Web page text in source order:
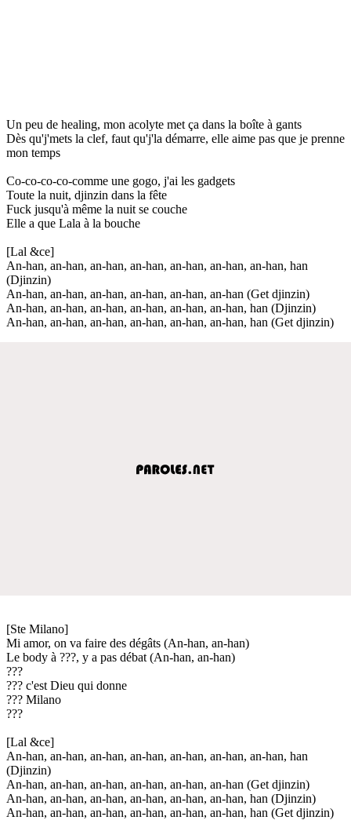
Un peu de healing, mon acolyte met ça dans la boîte à gants
Dès qu'j'mets la clef, faut qu'j'la démarre, elle aime pas que je prenne
mon temps
Co-co-co-co-comme une gogo, j'ai les gadgets
Toute la nuit, djinzin dans la fête
Fuck jusqu'à même la nuit se couche
Elle a que Lala à la bouche
[Lal &ce]
An-han, an-han, an-han, an-han, an-han, an-han, an-han, han
(Djinzin)
An-han, an-han, an-han, an-han, an-han, an-han (Get djinzin)
An-han, an-han, an-han, an-han, an-han, an-han, han (Djinzin)
An-han, an-han, an-han, an-han, an-han, an-han, han (Get djinzin)
[Ste Milano]
Mi amor, on va faire des dégâts (An-han, an-han)
Le body à ???, y a pas débat (An-han, an-han)
???
??? c'est Dieu qui donne
??? Milano
???
[Lal &ce]
An-han, an-han, an-han, an-han, an-han, an-han, an-han, han
(Djinzin)
An-han, an-han, an-han, an-han, an-han, an-han (Get djinzin)
An-han, an-han, an-han, an-han, an-han, an-han, han (Djinzin)
An-han, an-han, an-han, an-han, an-han, an-han, han (Get djinzin)